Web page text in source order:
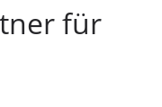
für